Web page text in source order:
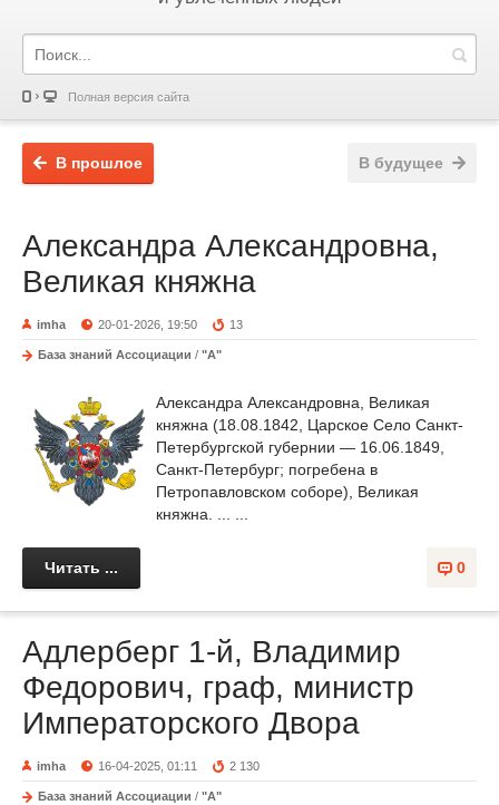
Полная версия сайта
В будущее
В прошлое
Александра Александровна,
Великая княжна
imha 20-01-2026, 19:50 13
База знаний Ассоциации / "А"
Александра Александровна, Великая
княжна (18.08.1842, Царское Село Санкт-
Петербургской губернии — 16.06.1849,
Санкт-Петербург; погребена в
Петропавловском соборе), Великая
княжна. ... ...
0
Читать ...
Адлерберг 1-й, Владимир
Федорович, граф, министр
Императорского Двора
imha 16-04-2025, 01:11 2 130
База знаний Ассоциации / "А"